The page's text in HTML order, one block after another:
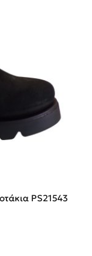
PS21543
was: €119.00.
τιμή